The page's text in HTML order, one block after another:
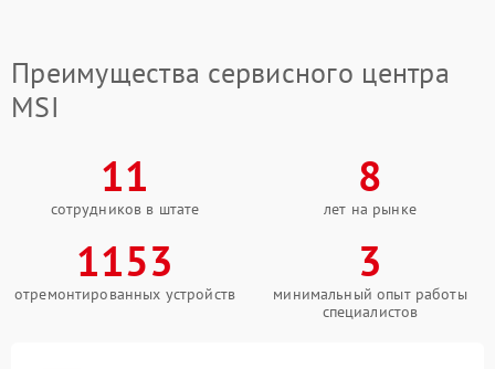
Преимущества сервисного центра
MSI
11
сотрудников в штате
8
лет на рынке
1153
отремонтированных устройств
3
минимальный опыт работы
специалистов